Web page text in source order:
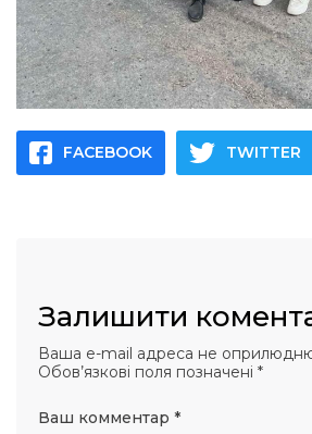
FACEBOOK TWITTER
Залишити
Ваша e-mail адреса не
Обов’язкові поля позначені *
Ваш комментар *